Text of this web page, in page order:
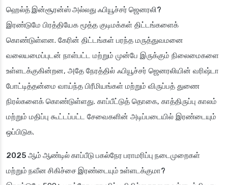
ஹெல்த் இன்சூரன்ஸ் அல்லது ஃபியூச்சர் ஜெனரலி?
இரண்டுமே பிரத்தியேக மூத்த குடிமக்கள் திட்டங்களைக்
கொண்டுள்ளன. கேரின் திட்டங்கள் பரந்த மருத்துவமனை
வலையமைப்புடன் நாள்பட்ட மற்றும் முன்பே இருக்கும் நிலைமைகளை
உள்ளடக்குகின்றன, அதே நேரத்தில் ஃபியூச்சர் ஜெனரலியின் வரிஷ்டா
போட்டித்தன்மை வாய்ந்த பிரீமியங்கள் மற்றும் விருப்பத் துணை
நிரல்களைக் கொண்டுள்ளது. காப்பீட்டுத் தொகை, காத்திருப்பு காலம்
மற்றும் மதிப்பு கூட்டப்பட்ட சேவைகளின் அடிப்படையில் இரண்டையும்
ஒப்பிடுக.
2025 ஆம் ஆண்டில் காப்பீடு பகல்நேர பராமரிப்பு நடைமுறைகள்
மற்றும் நவீன சிகிச்சை இரண்டையும் உள்ளடக்குமா?